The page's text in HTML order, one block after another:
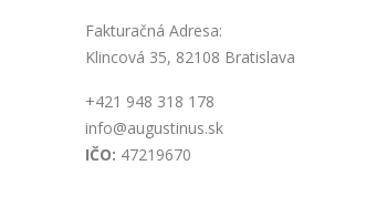
Fakturačná Adresa:
Klincová 35, 82108 Bratislava
+421 948 318 178
info@augustinus.sk
IČO: 47219670